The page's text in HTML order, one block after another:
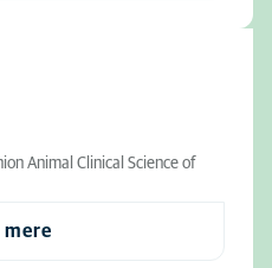
Animal Clinical Science of
mere